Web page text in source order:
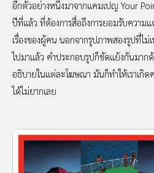
อีกตัวอย่างหนึ่งมาจากแคมเปญ Your
ปีที่แล้ว ที่ต้องการสื่อถึงการยอมรับความ
เรื่องของผู้คน นอกจากรูปภาพสองรูปที่ไ
ไปมาแล้ว คำประกอบรูปก็ขัดแย้งกันมากด้
อธิบายในแต่ละโฆษณา มันก็ทำให้เราเกิ
ได้ไม่ยากเลย